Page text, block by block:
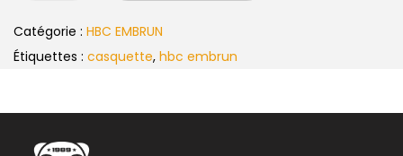
Catégorie : HBC EMBRUN
Étiquettes : casquette, hbc embrun